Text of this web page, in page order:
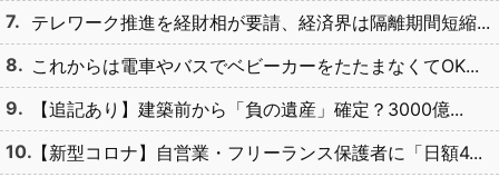
テレワーク推進を経財相が要請、経済界は隔離期間短縮...
これからは電車やバスでベビーカーをたたまなくてOK...
【追記あり】建築前から「負の遺産」確定？3000億...
【新型コロナ】自営業・フリーランス保護者に「日額4...